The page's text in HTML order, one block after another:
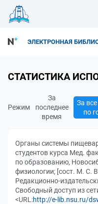
ЭЛЕКТРОННАЯ
СТАТИСТИКА
Режим
За
последнее
время
За
по
Органы системы
студентов курса Мед.
по образованию,
физиологии; [сост. М. С.
Редакционно-
Свободный доступ из
<URL:http://e-lib.nsu.ru/